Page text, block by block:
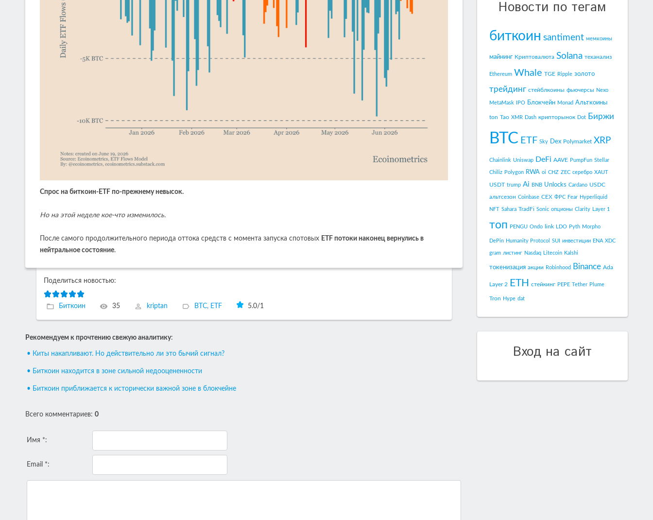
Спрос на биткоин-ETF по-прежнему невысок.
Но на этой неделе кое-что изменилось.
После самого продолжительного периода оттока средств с момента запуска спотовых ETF потоки наконец вернулись в
нейтральное состояние.
Поделиться новостью:
Биткоин 35 kriptan BTC, ETF 5.0/1
Рекомендуем к прочтению свежую аналитику:
• Киты накапливают. Но действительно ли это бычий сигнал?
• Биткоин находится в зоне сильной недооцененности
• Биткоин приближается к исторически важной зоне в блокчейне
Всего комментариев: 0
Имя *:
Email *:
Новости по тегам
биткоин santiment мемкоины
майнинг Криптовалюта Solana теханализ
Ethereum Whale TGE Ripple золото
трейдинг стейблкоины фьючерсы Nexo
MetaMask IPO Блокчейн Monad Альткоины
ton Tao XMR Dash крипторынок Dot Биржи
BTC ETF Sky Dex Polymarket XRP
Chainlink Uniswap DeFi AAVE PumpFun Stellar
Chiliz Polygon RWA oi CHZ ZEC серебро XAUT
USDT trump Ai BNB Unlocks Cardano USDC
альтсезон Coinbase CEX ФРС Fear Hyperliquid
NFT Sahara TradFi Sonic опционы Clarity Layer 1
топ PENGU Ondo link LDO Pyth Morpho
DePin Humanity Protocol SUI инвестиции ENA XDC
gram листинг Nasdaq Litecoin Kalshi
токенизация акции Robinhood Binance Ada
Layer 2 ETH стейкинг PEPE Tether Plume
Tron Hype dat
Вход на сайт